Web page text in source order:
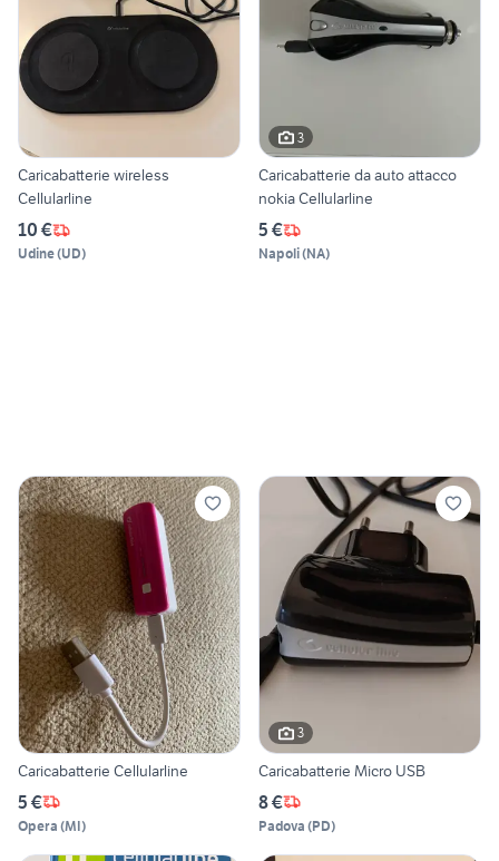
Caricabatterie wireless
Cellularline
10 €
Udine(UD)
3
Caricabatterie da auto attacco
nokia Cellularline
5 €
Napoli(NA)
Caricabatterie Cellularline
5 €
Opera (MI)
3
Caricabatterie Micro USB
8 €
Padova (PD)